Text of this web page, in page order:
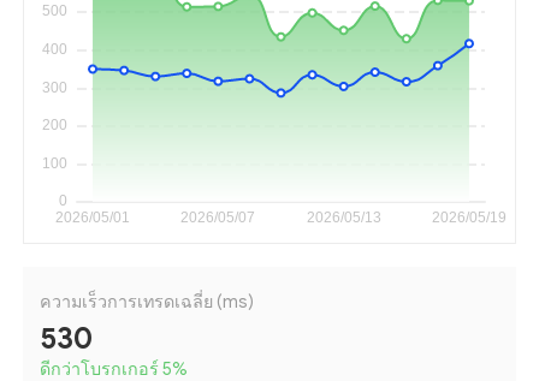
ความเร็วการเทรดเฉลี่ย (ms)
530
ดีกว่าโบรกเกอร์ 5%